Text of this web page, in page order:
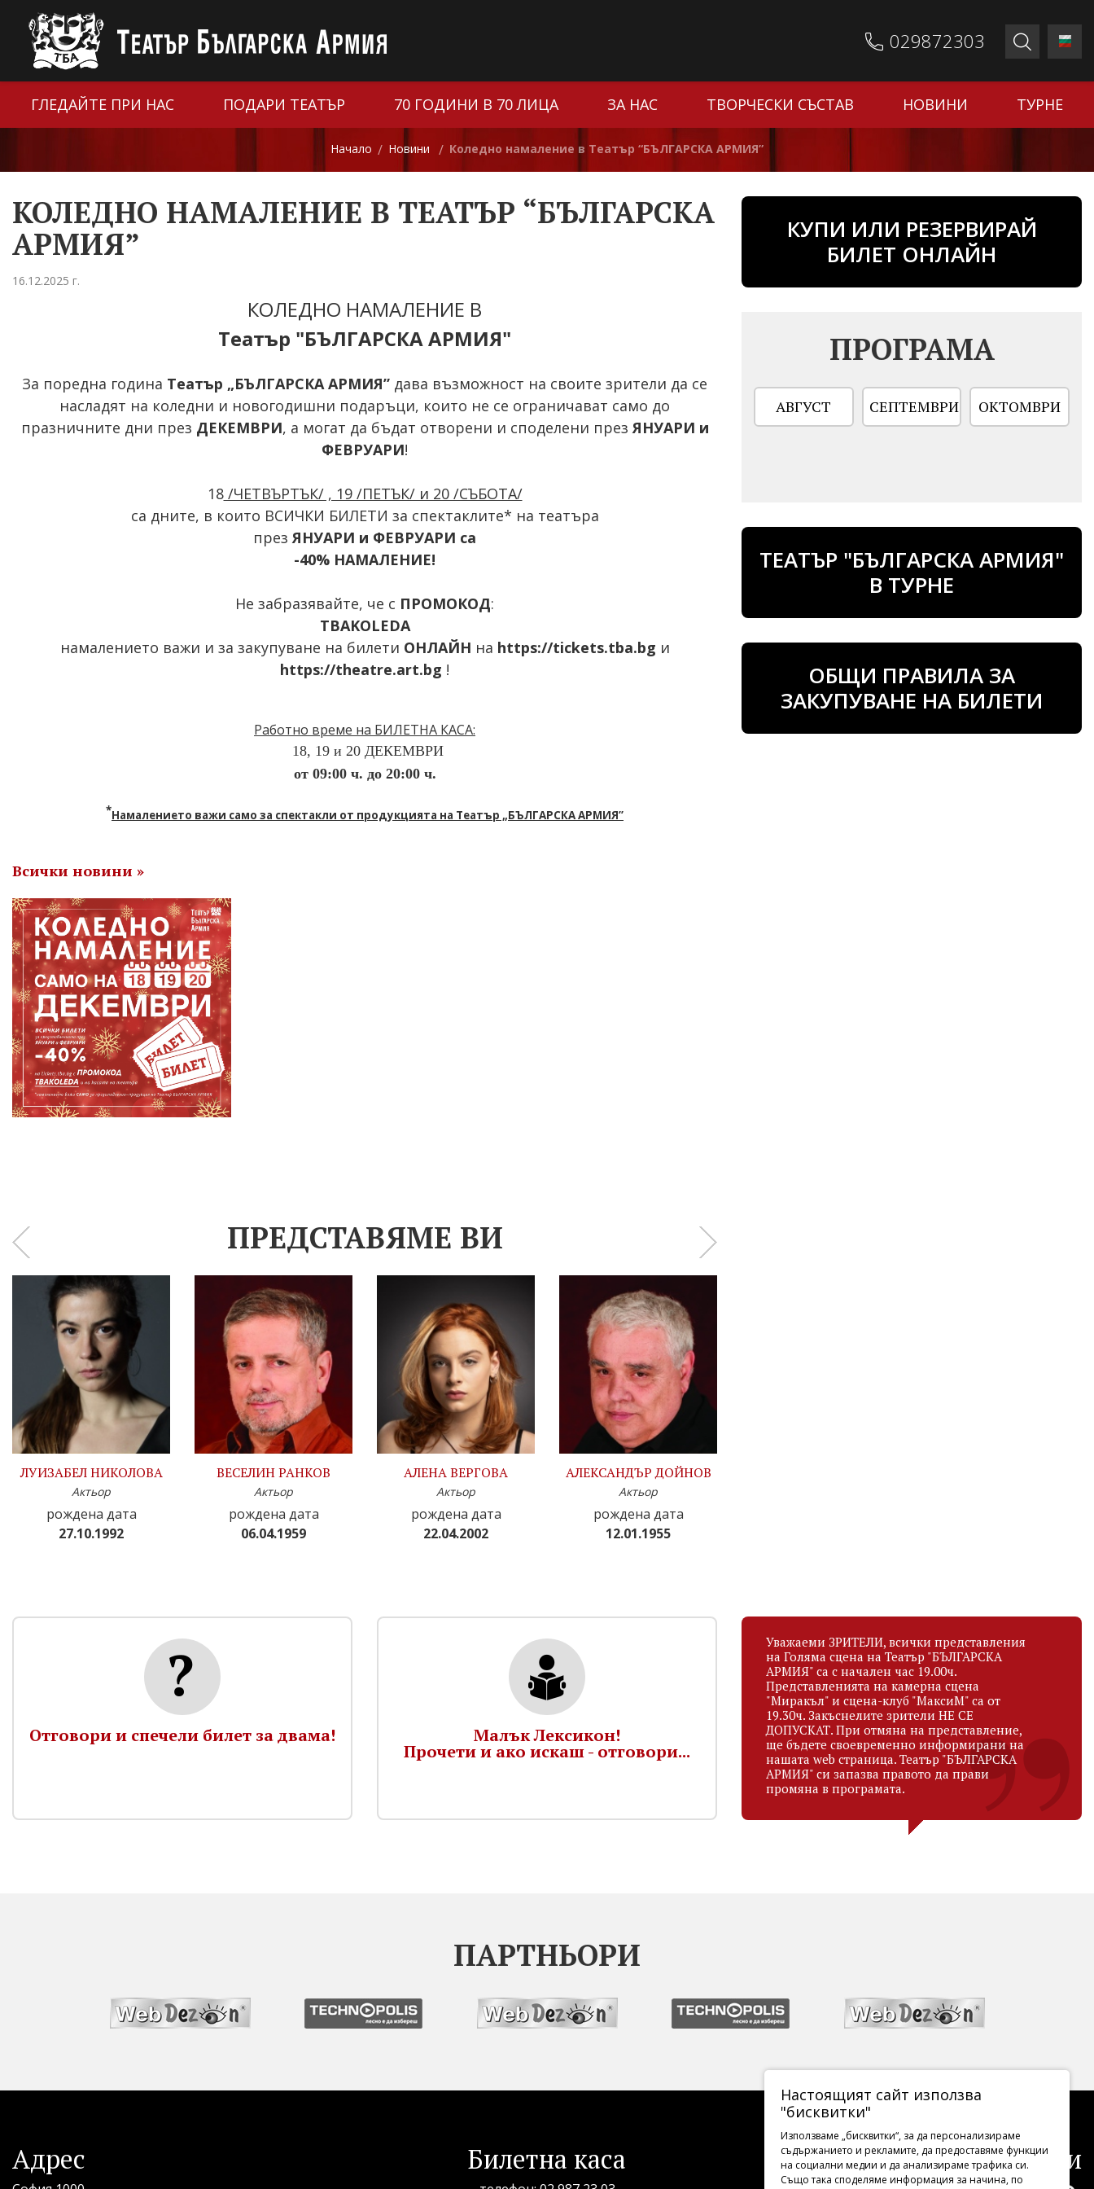
029872303
ГЛЕДАЙТЕ ПРИ НАС ПОДАРИ ТЕАТЪР 70 ГОДИНИ В 70 ЛИЦА ЗА НАС ТВОРЧЕСКИ СЪСТАВ НОВИНИ ТУРНЕ
Начало / Новини / Коледно намаление в Театър “БЪЛГАРСКА АРМИЯ”
КОЛЕДНО НАМАЛЕНИЕ В ТЕАТЪР “БЪЛГАРСКА
АРМИЯ”
16.12.2025 г.
КОЛЕДНО НАМАЛЕНИЕ В
Театър "БЪЛГАРСКА АРМИЯ"
За поредна година Театър „БЪЛГАРСКА АРМИЯ” дава възможност на своите зрители да се
насладят на коледни и новогодишни подаръци, които не се ограничават само до
празничните дни през ДЕКЕМВРИ, а могат да бъдат отворени и споделени презЯНУАРИ и
ФЕВРУАРИ!
18/ЧЕТВЪРТЪК/ , 19 /ПЕТЪК/ и 20 /СЪБОТА/
са дните, в които ВСИЧКИ БИЛЕТИ за спектаклите* на театъра
презЯНУАРИ и ФЕВРУАРИ са
-40% НАМАЛЕНИЕ!
Не забразявайте, че с ПРОМОКОД:
TBAKOLEDA
намалението важи и за закупуване на билети ОНЛАЙН на https://tickets.tba.bg и
https://theatre.art.bg !
Работно време на БИЛЕТНА КАСА:
18, 19 и 20 ДЕКЕМВРИ
от 09:00 ч. до 20:00 ч.
*Намалението важи само за спектакли от продукцията на Театър „БЪЛГАРСКА АРМИЯ”
Всички новини »
ПРЕДСТАВЯМЕ ВИ
ЛУИЗАБЕЛ НИКОЛОВА
Актьор
рождена дата
27.10.1992
ВЕСЕЛИН РАНКОВ
Актьор
рождена дата
06.04.1959
АЛЕНА ВЕРГОВА
Актьор
рождена дата
22.04.2002
АЛЕКСАНДЪР ДОЙНОВ
Актьор
рождена дата
12.01.1955
‹ ›
КУПИ ИЛИ РЕЗЕРВИРАЙ
БИЛЕТ ОНЛАЙН
ПРОГРАМА
АВГУСТ СЕПТЕМВРИ ОКТОМВРИ
ТЕАТЪР "БЪЛГАРСКА АРМИЯ"
В ТУРНЕ
ОБЩИ ПРАВИЛА ЗА
ЗАКУПУВАНЕ НА БИЛЕТИ
Отговори и спечели билет за двама! Малък Лексикон!
Прочети и ако искаш - отговори...
Уважаеми ЗРИТЕЛИ, всички представления
на Голяма сцена на Театър "БЪЛГАРСКА
АРМИЯ" са с начален час 19.00ч.
Представленията на камерна сцена
"Миракъл" и сцена-клуб "МаксиМ" са от
19.30ч. Закъснелите зрители НЕ СЕ
ДОПУСКАТ. При отмяна на представление,
ще бъдете своевременно информирани на
нашата web страница. Театър "БЪЛГАРСКА
АРМИЯ" си запазва правото да прави
промяна в програмата.
ПАРТНЬОРИ
Адрес Билетна каса Последвайте ни
Настоящият сайт използва
"бисквитки"
Използваме „бисквитки“, за да персонализираме
съдържанието и рекламите, да предоставяме функции
на социални медии и да анализираме трафика си.
Също така споделяме информация за начина, по